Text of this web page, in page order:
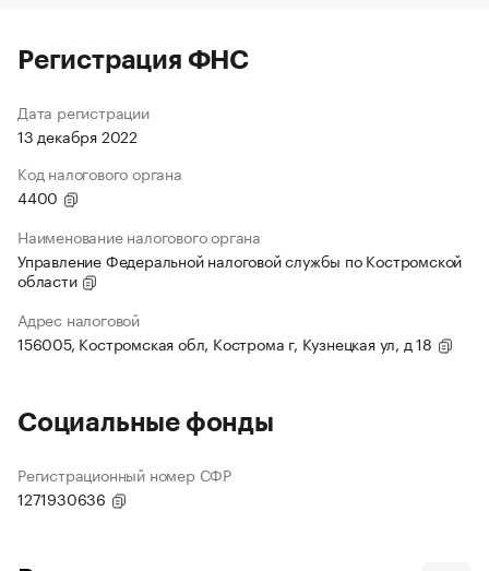
Регистрация ФНС
Дата регистрации
13 декабря 2022
Код налогового органа
4400
Наименование налогового органа
Управление Федеральной налоговой службы по Костромской
области
Адрес налоговой
156005, Костромская обл, Кострома г, Кузнецкая ул, д 18
Социальные фонды
Регистрационный номер СФР
1271930636